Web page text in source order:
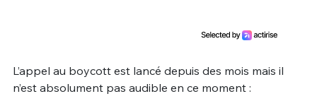
L’appel au boycott est lancé depuis des mois mais il
n’est absolument pas audible en ce moment :